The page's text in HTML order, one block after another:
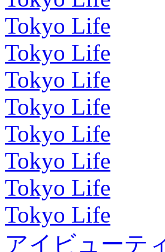
Tokyo Life
Tokyo Life
Tokyo Life
Tokyo Life
Tokyo Life
Tokyo Life
Tokyo Life
Tokyo Life
アイビューテ